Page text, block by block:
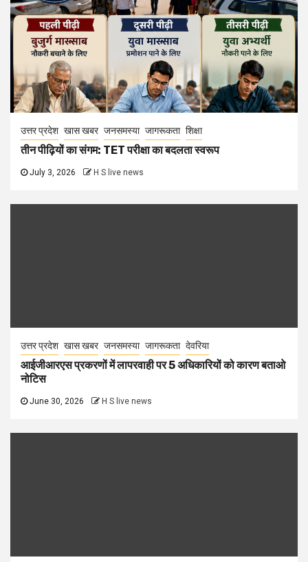
उत्तर प्रदेश खास खबर जनसमस्या जागरूकता शिक्षा
तीन पीढ़ियों का संगम: TET परीक्षा का बदलता स्वरूप
July 3, 2026 H S live news
उत्तर प्रदेश खास खबर जनसमस्या जागरूकता देवरिया
आईजीआरएस प्रकरणों में लापरवाही पर 5 अधिकारियों को कारण बताओ
नोटिस
June 30, 2026 H S live news